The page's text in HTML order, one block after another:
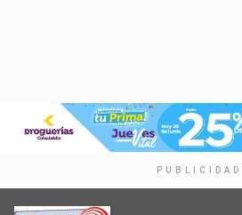
PUBLICIDAD